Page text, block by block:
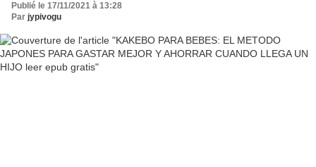
Publié le 17/11/2021 à 13:28
Par jypivogu